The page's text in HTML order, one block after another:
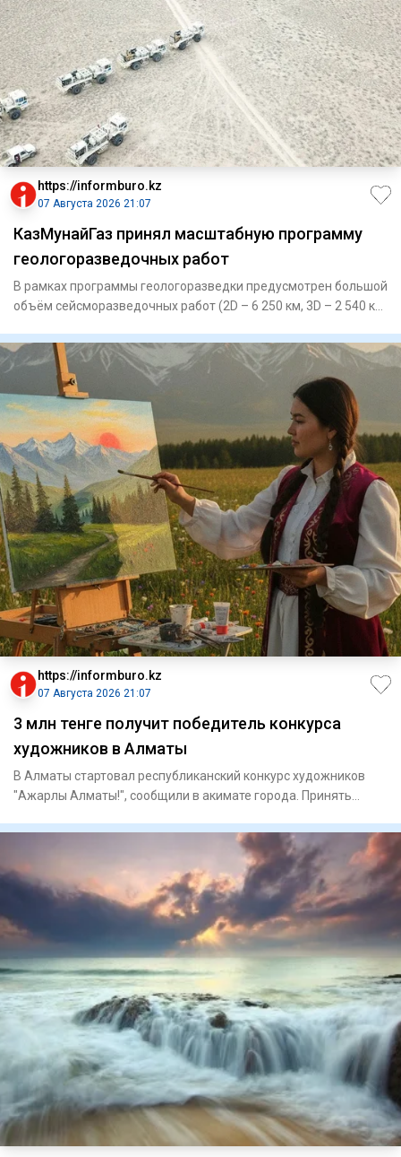
https://informburo.kz
07 Августа 2026 21:07
КазМунайГаз принял масштабную программу
геологоразведочных работ
В рамках программы геологоразведки предусмотрен большой
объём сейсморазведочных работ (2D – 6 250 км, 3D – 2 540 кв.
https://informburo.kz
07 Августа 2026 21:07
3 млн тенге получит победитель конкурса
художников в Алматы
В Алматы стартовал республиканский конкурс художников
"Ажарлы Алматы!", сообщили в акимате города. Принять